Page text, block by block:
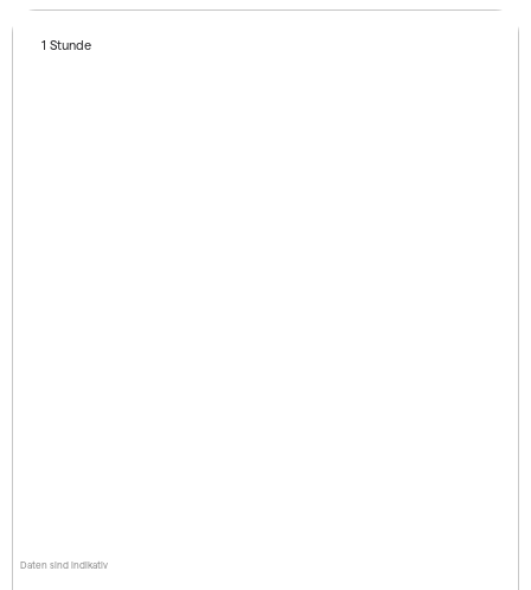
Daten sind indikativ
1 Stunde